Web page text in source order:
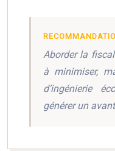
Aborder la
à minimiser,
d’ingénierie
générer un